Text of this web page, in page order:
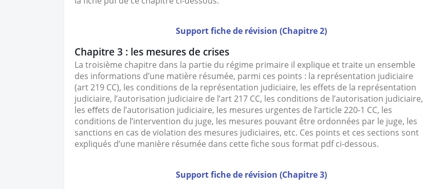
Support fiche de révision (Chapitre 2)
Chapitre 3 : les mesures de crises
La troisième chapitre dans la partie du régime primaire il explique et traite un ensemble
des informations d’une matière résumée, parmi ces points : la représentation judiciaire
(art 219 CC), les conditions de la représentation judiciaire, les effets de la représentation
judiciaire, l’autorisation judiciaire de l’art 217 CC, les conditions de l’autorisation judiciaire,
les eﬀets de l’autorisation judiciaire, les mesures urgentes de l’article 220-1 CC, les
conditions de l’intervention du juge, les mesures pouvant être ordonnées par le juge, les
sanctions en cas de violation des mesures judiciaires, etc. Ces points et ces sections sont
expliqués d’une manière résumée dans cette fiche sous format pdf ci-dessous.
Support fiche de révision (Chapitre 3)